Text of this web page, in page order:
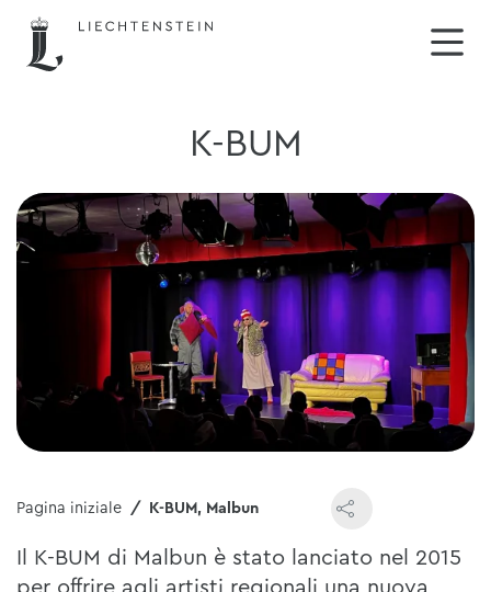
K-BUM
Pagina iniziale K-BUM, Malbun
Il K-BUM di Malbun è stato lanciato nel 2015
per offrire agli artisti regionali una nuova